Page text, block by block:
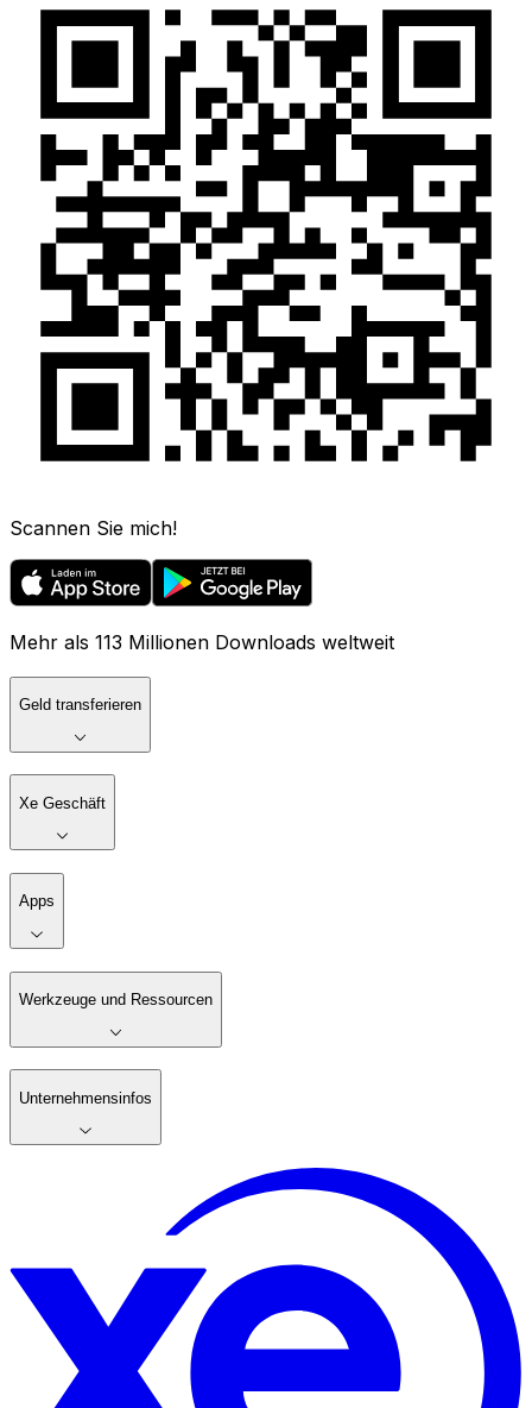
Scannen Sie mich!
Mehr als 113 Millionen Downloads weltweit
Geld transferieren
Xe Geschäft
Apps
Werkzeuge und Ressourcen
Unternehmensinfos